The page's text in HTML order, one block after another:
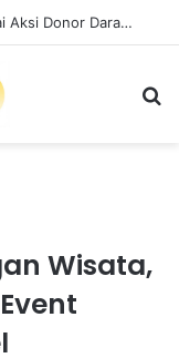
Semangat ‘Timah Untuk Rakyat’ Warnai Aksi Donor Darah HUT ke-50 PT Timah di Jakarta
Wisata,